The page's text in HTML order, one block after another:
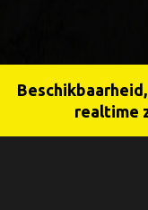
realtime